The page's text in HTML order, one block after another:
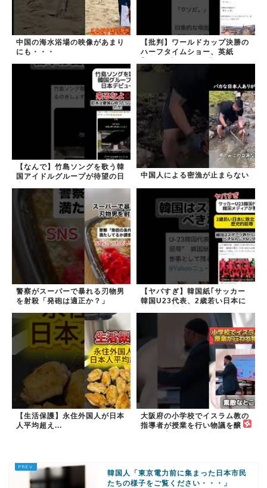
中国の海水浴場の映像があまり
にも・・・
【批判】ワールドカップ決勝の
ハーフタイムショー、英紙
た｣
【なんで】竹島ソングを歌う韓
国アイドルグループが待望の日
中国人による密漁が止まらない
警察がスーパーで暴れる刃物男
を射殺「発砲は適正か？」
【ヤバすぎ】韓国紙｢サッカー
韓国U23代表、2歳若い日本に
【生活保護】永住外国人が日本
人平均超え...
大阪府の小学校でイスラム教の
指導者が授業を行い物議を醸
韓国人「東京電力前に集まった日本市民
たちの様子をご覧ください・・・」